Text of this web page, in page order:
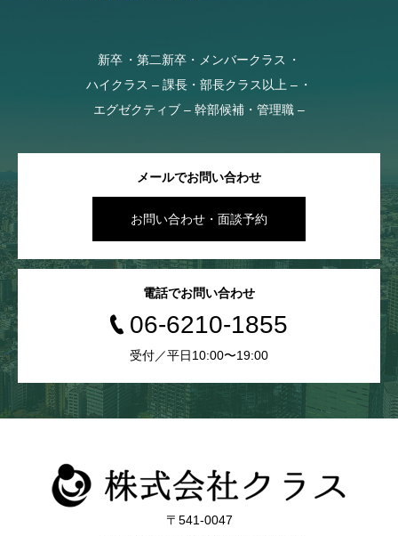
新卒
第二新卒・メンバークラス
ハイクラス – 課長・部長クラス以上 –
エグゼクティブ – 幹部候補・管理職 –
メールでお問い合わせ
お問い合わせ・面談予約
電話でお問い合わせ
06-6210-1855
受付／平日10:00〜19:00
〒541-0047